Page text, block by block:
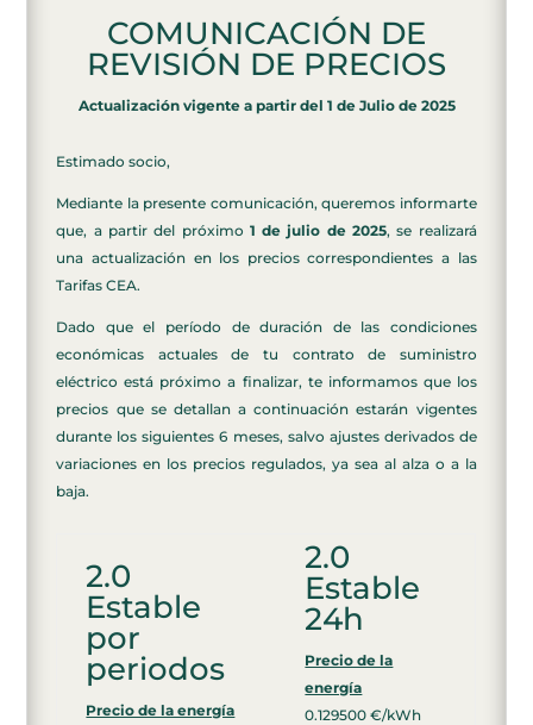
COMUNICACIÓN DE
REVISIÓN DE PRECIOS
Actualización vigente a partir del 1 de Julio de 2025
Estimado socio,
Mediante la presente comunicación, queremos informarte
que, a partir del próximo 1 de julio de 2025, se realizará
una actualización en los precios correspondientes a las
Tarifas CEA.
Dado que el período de duración de las condiciones
económicas actuales de tu contrato de suministro
eléctrico está próximo a finalizar, te informamos que los
precios que se detallan a continuación estarán vigentes
durante los siguientes 6 meses, salvo ajustes derivados de
variaciones en los precios regulados, ya sea al alza o a la
baja.
2.0
Estable
por
periodos
Precio de la energía
2.0
Estable
24h
Precio de la
energía
0.129500 €/kWh